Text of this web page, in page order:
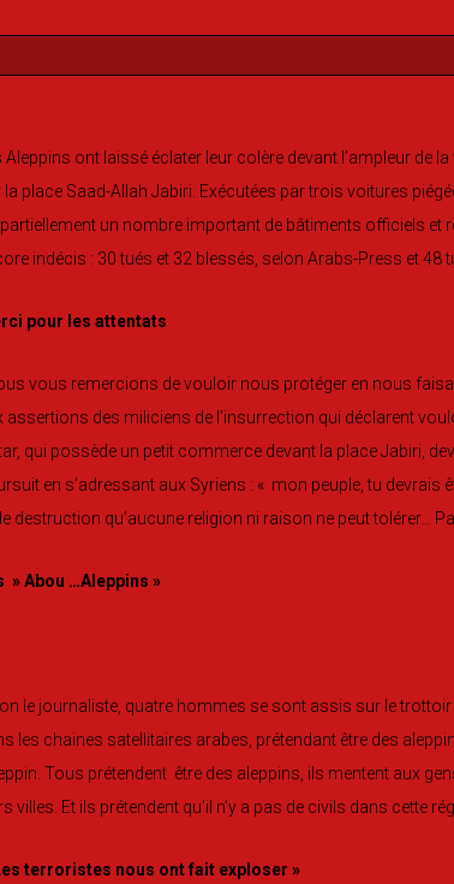
Aleppins ont laissé éclater leur colère devant l’ampleur de
la place Saad-Allah Jabiri. Exécutées par trois voitures
un nombre important de bâtiments officiels et
indécis : 30 tués et 32 blessés, selon Arabs-Press et 48
pour les attentats
vous remercions de vouloir nous protéger en nous
assertions des miliciens de l’insurrection qui déclarent
qui possède un petit commerce devant la place Jabiri,
en s’adressant aux Syriens : « mon peuple, tu
destruction qu’aucune religion ni raison ne peut tolérer…
» Abou …Aleppins »
le journaliste, quatre hommes se sont assis sur le
les chaines satellitaires arabes, prétendant être des
Tous prétendent être des aleppins, ils mentent aux
villes. Et ils prétendent qu’il n’y a pas de civils dans cette
terroristes nous ont fait exploser »